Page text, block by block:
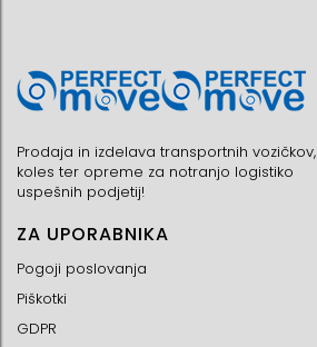
Prodaja in izdelava transportnih vozičkov,
koles ter opreme za notranjo logistiko
uspešnih podjetij!
ZA UPORABNIKA
Pogoji poslovanja
Piškotki
GDPR